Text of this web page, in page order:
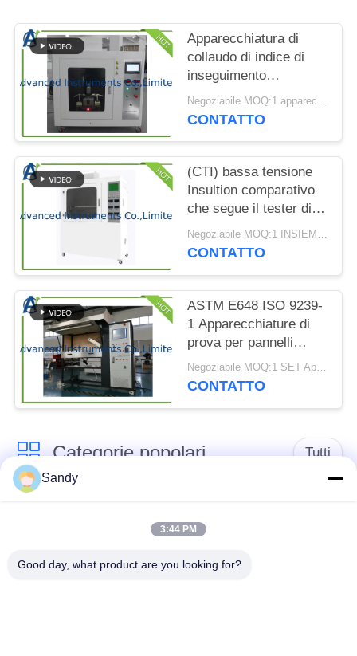
PRIVACY
POLICY
Apparecchiatura di
collaudo di indice di
inseguimento
comparativo e della
prova dall'UL 746A
Negoziabile MOQ:1 apparecchiatura di collaudo di indice di inseguimento comparativo dell'INSIEME
CONTATTO
(CTI) bassa tensione
Insultion comparativo
che segue il tester di
indice da ASTM
D3638-12
Negoziabile MOQ:1 INSIEME Insultion comparativo che segue il tester di indice
CONTATTO
ASTM E648 ISO 9239-
1 Apparecchiature di
prova per pannelli
radianti per pavimenti
per materiali per
Negoziabile MOQ:1 SET Apparecchio di prova del pannello radiante del pavimento
CONTATTO
Categorie popolari Tutti
Attrezzatura della
Attrezzatura di prova
dell'olio
Apparecchiatura di
Macchina di prova del
Sandy
3:44 PM
Good day, what product are you looking for?